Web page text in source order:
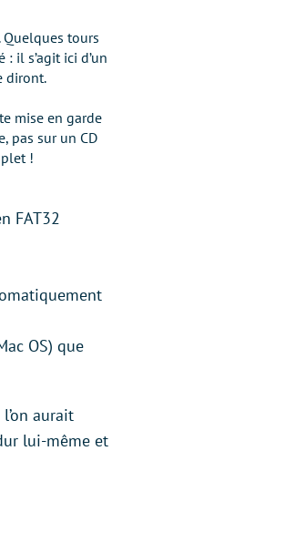
tours
il s’agit ici d’un
diront.
mise en garde
pas sur un CD
!
FAT32
OS) que
aurait
lui-même et